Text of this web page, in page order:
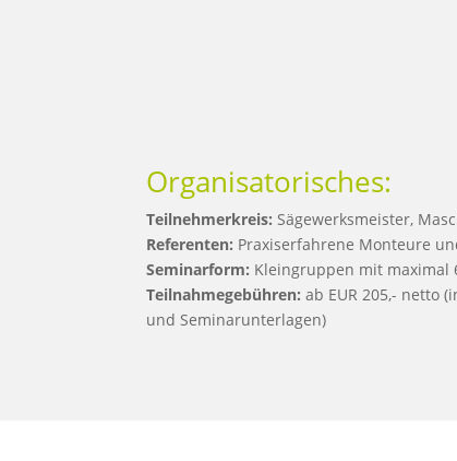
Organisatorisches:
Teilnehmerkreis: Sägewerksmeister,
Referenten: Praxiserfahrene Monteure
Seminarform: Kleingruppen mit maximal
Teilnahmegebühren: ab EUR 205,- netto
und Seminarunterlagen)